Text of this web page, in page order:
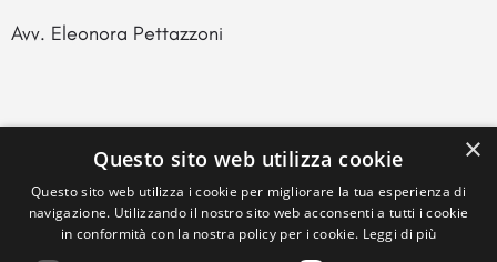
Avv. Eleonora Pettazzoni
×
Questo sito web utilizza cookie
Questo sito web utilizza i cookie per migliorare la tua esperienza di
navigazione. Utilizzando il nostro sito web acconsenti a tutti i cookie
in conformità con la nostra policy per i cookie. Leggi di più